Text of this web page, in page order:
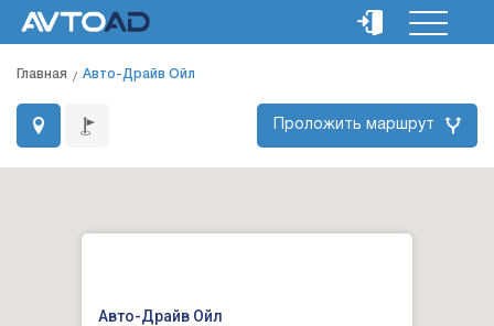
Главная Авто-Драйв Ойл
Проложить маршрут
Авто-Драйв Ойл